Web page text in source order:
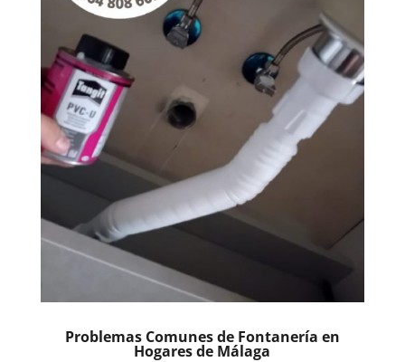
Problemas Comunes de Fontanería en
Hogares de Málaga